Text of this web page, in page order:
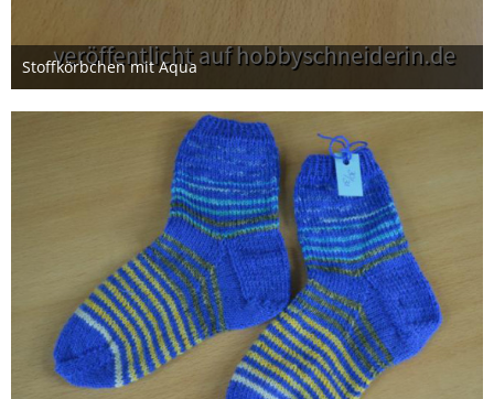
Stoffkörbchen mit Aqua
27. Juni 2026